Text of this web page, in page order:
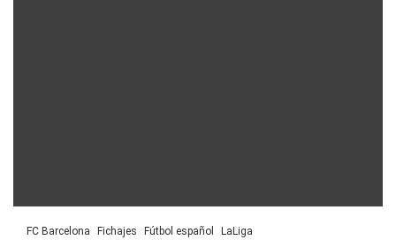
FC Barcelona Fichajes Fútbol español LaLiga